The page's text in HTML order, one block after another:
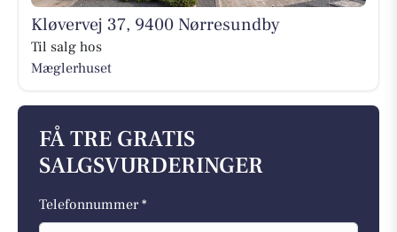
Kløvervej 37, 9400 Nørresundby
Til salg hos
Mæglerhuset
FÅ TRE GRATIS
SALGSVURDERINGER
Telefonnummer *